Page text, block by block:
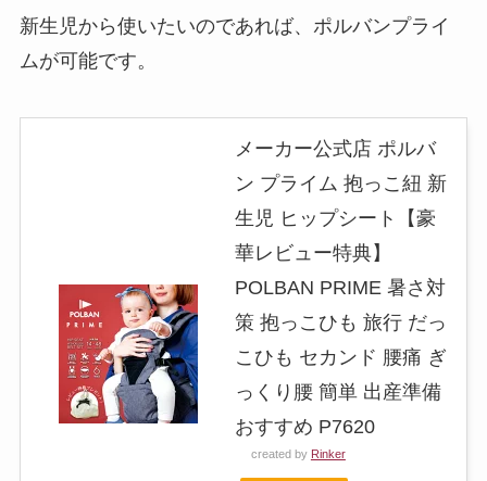
新生児から使いたいのであれば、ポルバンプライ
ムが可能です。
メーカー公式店 ポルバ
ン プライム 抱っこ紐 新
生児 ヒップシート【豪
華レビュー特典】
POLBAN PRIME 暑さ対
策 抱っこひも 旅行 だっ
こひも セカンド 腰痛 ぎ
っくり腰 簡単 出産準備
おすすめ P7620
created by Rinker